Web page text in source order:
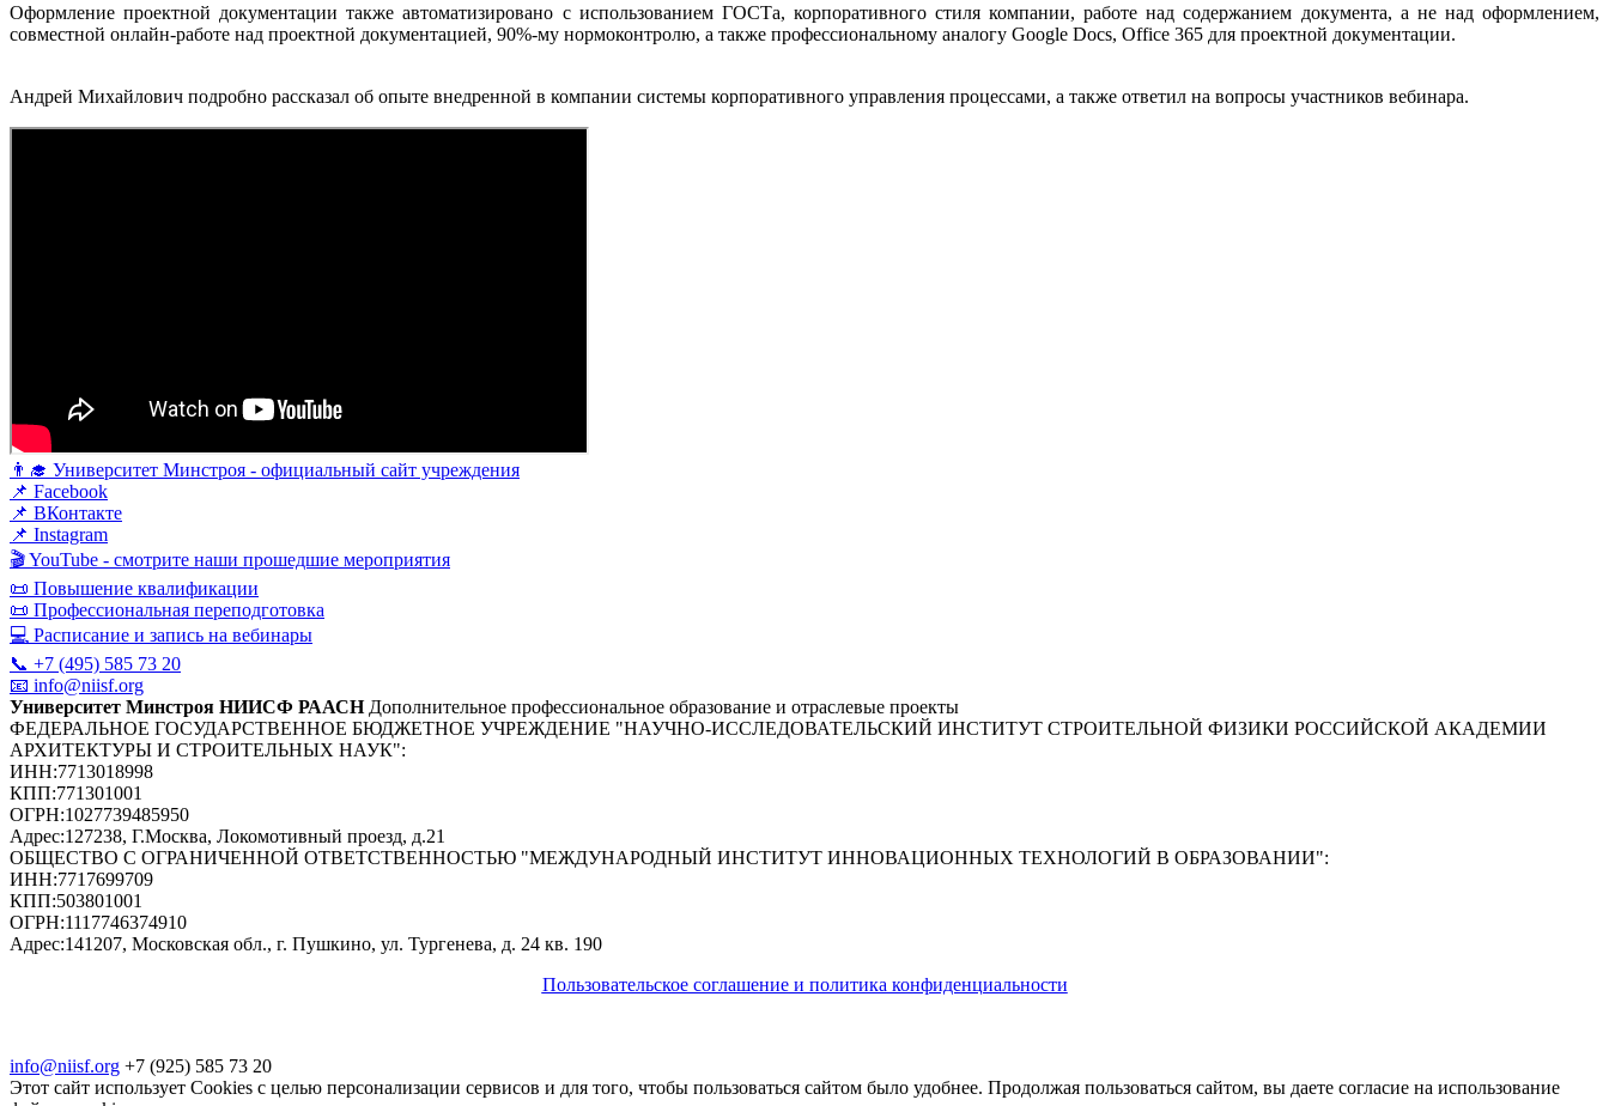
Оформление проектной документации также автоматизировано с использованием ГОСТа, корпоративного стиля компании, работе над содержанием документа, а не над оформлением,
совместной онлайн-работе над проектной документацией, 90%-му нормоконтролю, а также профессиональному аналогу Google Docs, Office 365 для проектной документации.
Андрей Михайлович подробно рассказал об опыте внедренной в компании системы корпоративного управления процессами, а также ответил на вопросы участников вебинара.
👨‍🎓 Университет Минстроя - официальный сайт учреждения
📌 Facebook
📌 ВКонтакте
📌 Instagram
🎬 YouTube - смотрите наши прошедшие мероприятия
📜 Повышение квалификации
📜 Профессиональная переподготовка
💻 Расписание и запись на вебинары
📞 +7 (495) 585 73 20
📧 info@niisf.org
Университет Минстроя НИИСФ РААСН Дополнительное профессиональное образование и отраслевые проекты
ФЕДЕРАЛЬНОЕ ГОСУДАРСТВЕННОЕ БЮДЖЕТНОЕ УЧРЕЖДЕНИЕ "НАУЧНО-ИССЛЕДОВАТЕЛЬСКИЙ ИНСТИТУТ СТРОИТЕЛЬНОЙ ФИЗИКИ РОССИЙСКОЙ АКАДЕМИИ
АРХИТЕКТУРЫ И СТРОИТЕЛЬНЫХ НАУК":
ИНН:7713018998
КПП:771301001
ОГРН:1027739485950
Адрес:127238, Г.Москва, Локомотивный проезд, д.21
ОБЩЕСТВО С ОГРАНИЧЕННОЙ ОТВЕТСТВЕННОСТЬЮ "МЕЖДУНАРОДНЫЙ ИНСТИТУТ ИННОВАЦИОННЫХ ТЕХНОЛОГИЙ В ОБРАЗОВАНИИ":
ИНН:7717699709
КПП:503801001
ОГРН:1117746374910
Адрес:141207, Московская обл., г. Пушкино, ул. Тургенева, д. 24 кв. 190
Пользовательское соглашение и политика конфиденциальности
info@niisf.org +7 (925) 585 73 20
Этот сайт использует Cookies с целью персонализации сервисов и для того, чтобы пользоваться сайтом было удобнее. Продолжая пользоваться сайтом, вы даете согласие на использование